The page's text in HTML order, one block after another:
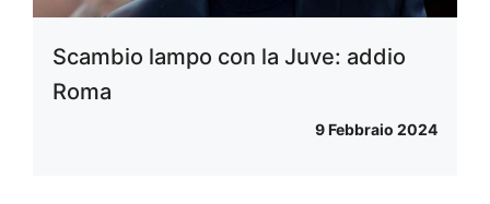
Scambio lampo con la Juve: addio
Roma
9 Febbraio 2024